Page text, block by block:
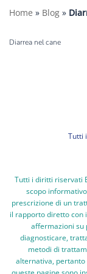
Home » Blog »
Diarrea nel cane
Tutti
Tutti i diritti riservati
scopo
prescrizione di un
il rapporto diretto con
affermazioni su
diagnosticare,
metodi di
alternativa,